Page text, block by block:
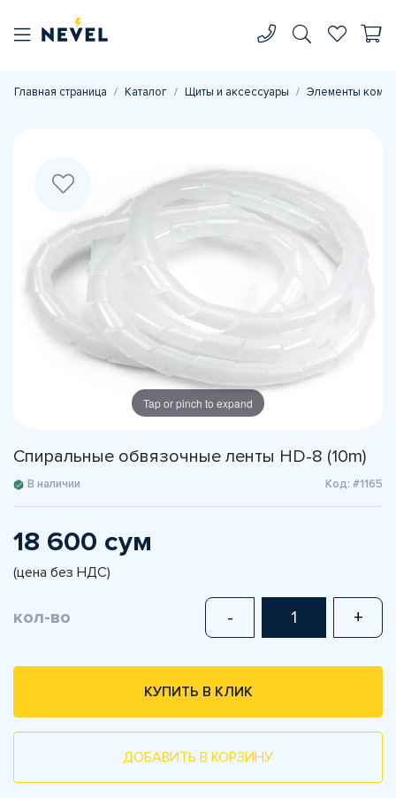
Главная страница Каталог Щиты и аксессуары Элементы
Tap or pinch to expand
Спиральные обвязочные ленты HD-8 (10m)
В наличии Код: #1165
18 600 сум
(цена без НДС)
кол-во - +
КУПИТЬ В КЛИК
ДОБАВИТЬ В КОРЗИНУ